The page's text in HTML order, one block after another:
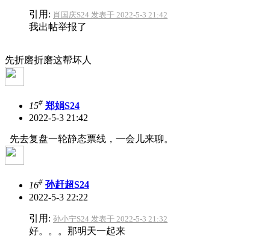
引用: 肖国庆S24 发表于 2022-5-3 21:42
我出帖举报了
先折磨折磨这帮坏人
15# 郑娟S24
2022-5-3 21:42
先去复盘一轮静态票线，一会儿来聊。
16# 孙赶超S24
2022-5-3 22:22
引用: 孙小宁S24 发表于 2022-5-3 21:32
好。。。那明天一起来